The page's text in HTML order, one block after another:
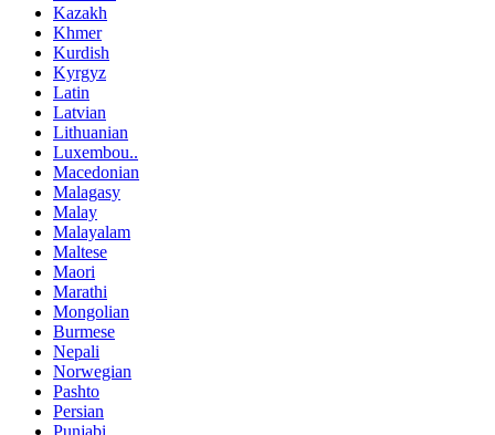
Kazakh
Khmer
Kurdish
Kyrgyz
Latin
Latvian
Lithuanian
Luxembou..
Macedonian
Malagasy
Malay
Malayalam
Maltese
Maori
Marathi
Mongolian
Burmese
Nepali
Norwegian
Pashto
Persian
Punjabi